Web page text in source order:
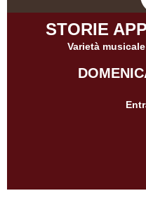
STORIE
Varietà